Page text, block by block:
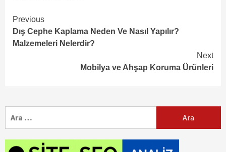
Continue
Reading
Previous
Dış Cephe Kaplama Neden Ve Nasıl Yapılır?
Malzemeleri Nelerdir?
Next
Mobilya ve Ahşap Koruma Ürünleri